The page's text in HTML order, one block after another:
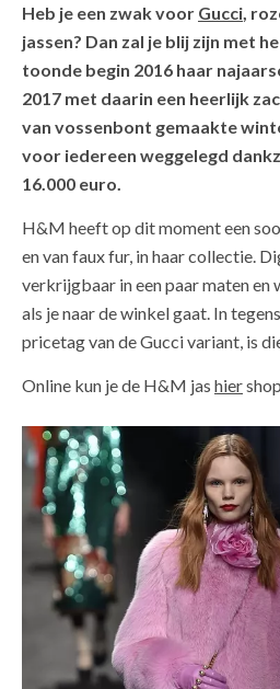
Heb je een zwak voor Gucci ,
jassen? Dan zal je blij zijn met
toonde begin 2016 haar
2017 met daarin een heerlijk
van vossenbont gemaakte
voor iedereen weggelegd
16.000 euro.
H&M heeft op dit moment een
en van faux fur, in haar collectie.
verkrijgbaar in een paar maten en
als je naar de winkel gaat. In
pricetag van de Gucci variant, is
Online kun je de H&M jas hier